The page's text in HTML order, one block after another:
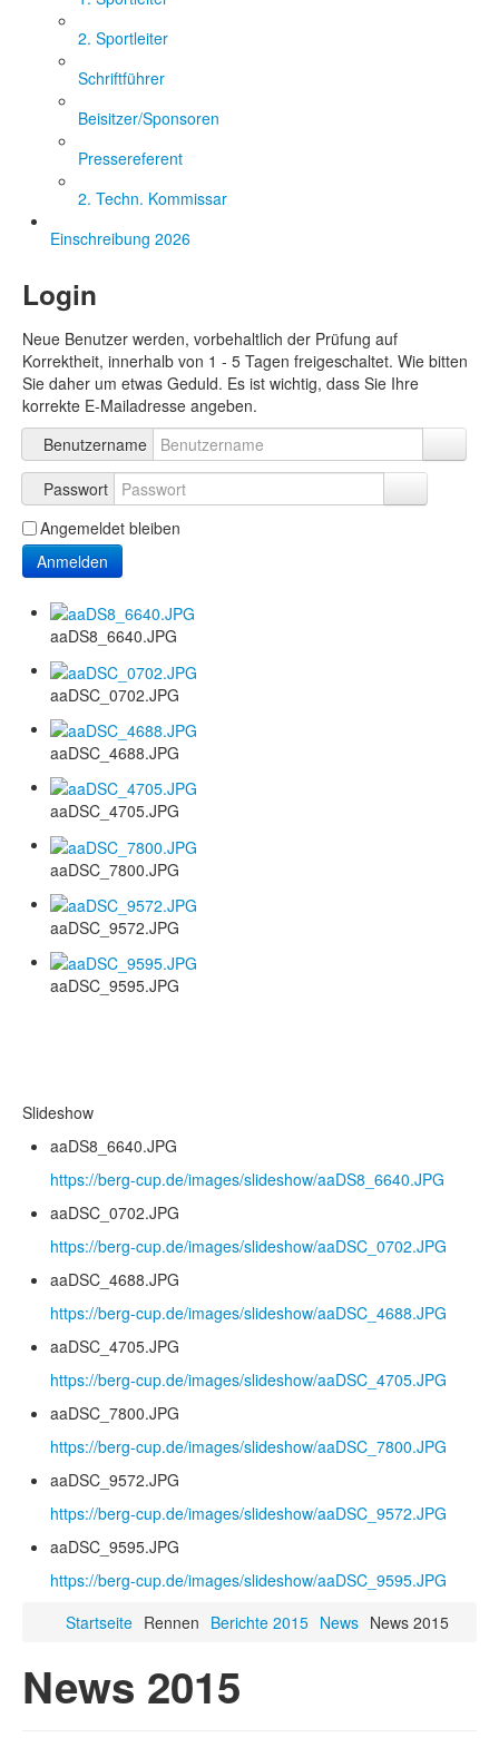
2. Sportleiter
Schriftführer
Beisitzer/Sponsoren
Pressereferent
2. Techn. Kommissar
Einschreibung 2026
Login
Neue Benutzer werden, vorbehaltlich der Prüfung auf
Korrektheit, innerhalb von 1 - 5 Tagen freigeschaltet. Wie bitten
Sie daher um etwas Geduld. Es ist wichtig, dass Sie Ihre
korrekte E-Mailadresse angeben.
Benutzername
Passwort
Angemeldet bleiben
Anmelden
aaDS8_6640.JPG
aaDSC_0702.JPG
aaDSC_4688.JPG
aaDSC_4705.JPG
aaDSC_7800.JPG
aaDSC_9572.JPG
aaDSC_9595.JPG
Slideshow
aaDS8_6640.JPG
https://berg-cup.de/images/slideshow/aaDS8_6640.JPG
aaDSC_0702.JPG
https://berg-cup.de/images/slideshow/aaDSC_0702.JPG
aaDSC_4688.JPG
https://berg-cup.de/images/slideshow/aaDSC_4688.JPG
aaDSC_4705.JPG
https://berg-cup.de/images/slideshow/aaDSC_4705.JPG
aaDSC_7800.JPG
https://berg-cup.de/images/slideshow/aaDSC_7800.JPG
aaDSC_9572.JPG
https://berg-cup.de/images/slideshow/aaDSC_9572.JPG
aaDSC_9595.JPG
https://berg-cup.de/images/slideshow/aaDSC_9595.JPG
Startseite Rennen Berichte 2015 News News 2015
News 2015